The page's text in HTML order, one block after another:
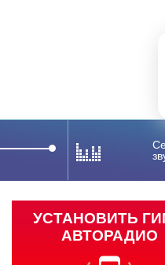
УСТАНОВИТЬ
АВТОРАДИО